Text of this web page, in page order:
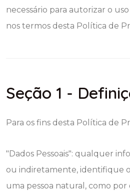
necessário para autorizar o
nos termos desta Política de
Seção 1 -
Para os fins desta Política de
"Dados Pessoais": qualquer
ou indiretamente, identifique
uma pessoa natural, como por